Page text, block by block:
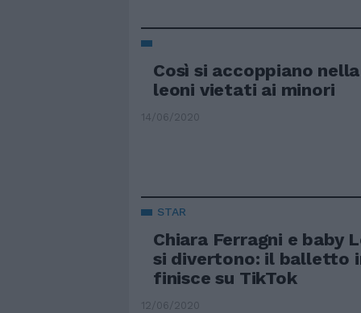
Così si accoppiano
leoni vietati ai minori
14/06/2020
STAR
Chiara Ferragni e baby
si divertono: il balletto
finisce su TikTok
12/06/2020